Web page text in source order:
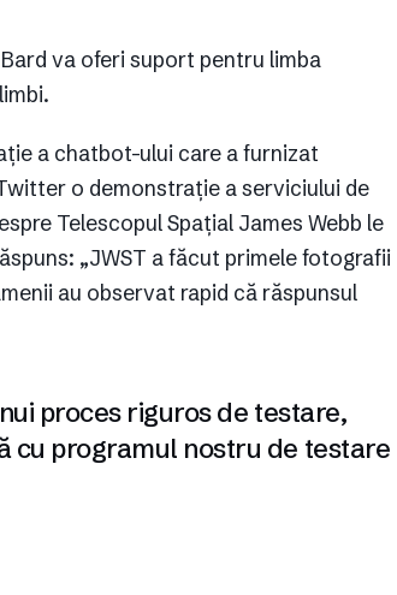
va oferi suport pentru limba
a chatbot-ului care a furnizat
o demonstrație a serviciului de
Telescopul Spațial James Webb le
„JWST a făcut primele fotografii
au observat rapid că răspunsul
proces riguros de testare,
cu programul nostru de testare